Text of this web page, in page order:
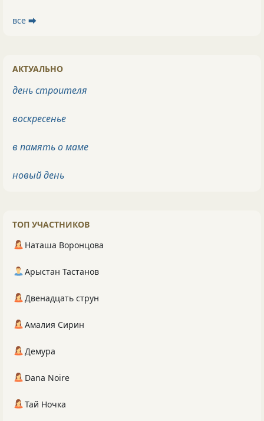
все ⮕
АКТУАЛЬНО
день строителя
воскресенье
в память о маме
новый день
ТОП УЧАСТНИКОВ
Наташа Воронцова
Арыстан Тастанов
Двенадцать струн
Амалия Сирин
Демура
Dana Noire
Тай Ночка